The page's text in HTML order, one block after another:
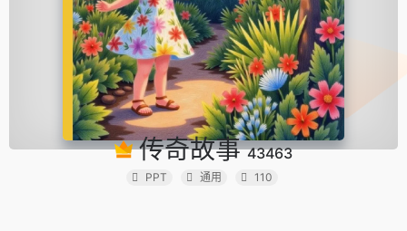
传奇故事43463
PPT 通用 110